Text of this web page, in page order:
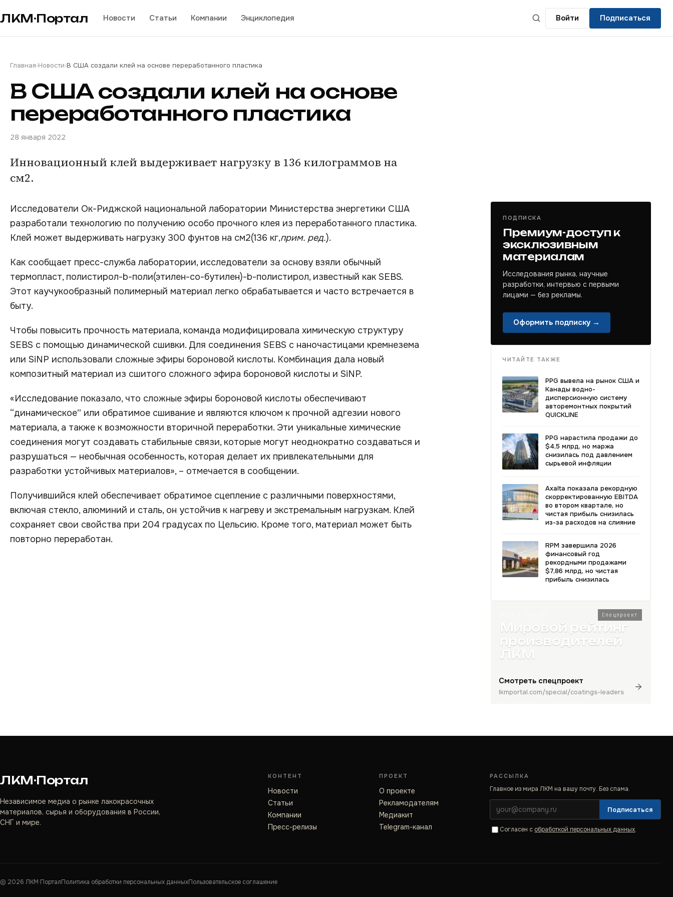
ЛКМ·Портал Новости Статьи Компании Энциклопедия Войти Подписаться
Главная›Новости›В США создали клей на основе переработанного пластика
В США создали клей на основе
переработанного пластика
28 января 2022
Инновационный клей выдерживает нагрузку в 136 килограммов на
см2.
Исследователи Ок-Риджской национальной лаборатории Министерства энергетики США
разработали технологию по получению особо прочного клея из переработанного пластика.
Клей может выдерживать нагрузку 300 фунтов на см2(136 кг,прим. ред.).
Как сообщает пресс-служба лаборатории, исследователи за основу взяли обычный
термопласт, полистирол-b-поли(этилен-со-бутилен)-b-полистирол, известный как SEBS.
Этот каучукообразный полимерный материал легко обрабатывается и часто встречается в
быту.
Чтобы повысить прочность материала, команда модифицировала химическую структуру
SEBS с помощью динамической сшивки. Для соединения SEBS с наночастицами кремнезема
или SiNP использовали сложные эфиры бороновой кислоты. Комбинация дала новый
композитный материал из сшитого сложного эфира бороновой кислоты и SiNP.
«Исследование показало, что сложные эфиры бороновой кислоты обеспечивают
“динамическое” или обратимое сшивание и являются ключом к прочной адгезии нового
материала, а также к возможности вторичной переработки. Эти уникальные химические
соединения могут создавать стабильные связи, которые могут неоднократно создаваться и
разрушаться — необычная особенность, которая делает их привлекательными для
разработки устойчивых материалов», – отмечается в сообщении.
Получившийся клей обеспечивает обратимое сцепление с различными поверхностями,
включая стекло, алюминий и сталь, он устойчив к нагреву и экстремальным нагрузкам. Клей
сохраняет свои свойства при 204 градусах по Цельсию. Кроме того, материал может быть
повторно переработан.
ПОДПИСКА
Премиум-доступ к
эксклюзивным
материалам
Исследования рынка, научные
разработки, интервью с первыми
лицами — без рекламы.
Оформить подписку →
ЧИТАЙТЕ ТАКЖЕ
PPG вывела на рынок США и
Канады водно-
дисперсионную систему
авторемонтных покрытий
QUICKLINE
PPG нарастила продажи до
$4,5 млрд, но маржа
снизилась под давлением
сырьевой инфляции
Axalta показала рекордную
скорректированную EBITDA
во втором квартале, но
чистая прибыль снизилась
из-за расходов на слияние
RPM завершила 2026
финансовый год
рекордными продажами
$7,86 млрд, но чистая
прибыль снизилась
Спецпроект
Мировой рейтинг
производителей
ЛКМ
Смотреть спецпроект
lkmportal.com/special/coatings-leaders
ЛКМ·Портал
Независимое медиа о рынке лакокрасочных
материалов, сырья и оборудования в России,
СНГ и мире.
КОНТЕНТ
Новости
Статьи
Компании
Пресс-релизы
ПРОЕКТ
О проекте
Рекламодателям
Медиакит
Telegram-канал
РАССЫЛКА
Главное из мира ЛКМ на вашу почту. Без спама.
Подписаться
Согласен с обработкой персональных данных.
© 2026 ЛКМ·ПорталПолитика обработки персональных данныхПользовательское соглашение